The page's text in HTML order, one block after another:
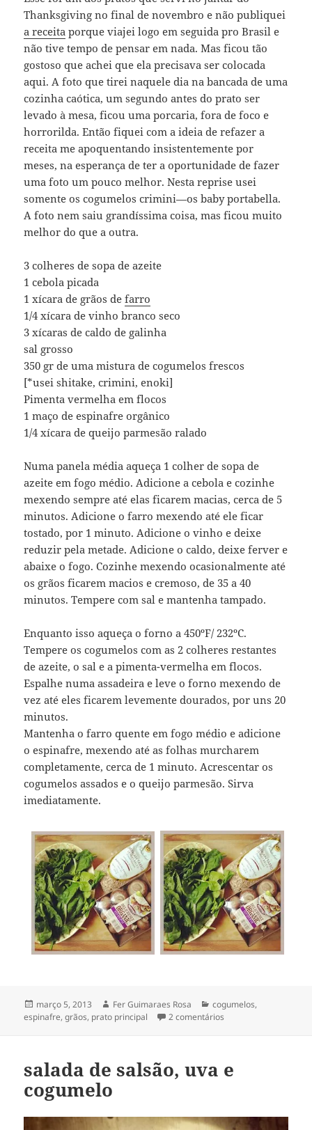
Thanksgiving no final de novembro e não publiquei
a receita porque viajei logo em seguida pro Brasil e
não tive tempo de pensar em nada. Mas ficou tão
gostoso que achei que ela precisava ser colocada
aqui. A foto que tirei naquele dia na bancada de uma
cozinha caótica, um segundo antes do prato ser
levado à mesa, ficou uma porcaria, fora de foco e
horrorilda. Então fiquei com a ideia de refazer a
receita me apoquentando insistentemente por
meses, na esperança de ter a oportunidade de fazer
uma foto um pouco melhor. Nesta reprise usei
somente os cogumelos crimini—os baby portabella.
A foto nem saiu grandíssima coisa, mas ficou muito
melhor do que a outra.
3 colheres de sopa de azeite
1 cebola picada
1 xícara de grãos defarro
1/4 xícara de vinho branco seco
3 xícaras de caldo de galinha
sal grosso
350 gr de uma mistura de cogumelos frescos
[*usei shitake, crimini, enoki]
Pimenta vermelha em flocos
1 maço de espinafre orgânico
1/4 xícara de queijo parmesão ralado
Numa panela média aqueça 1 colher de sopa de
azeite em fogo médio. Adicione a cebola e cozinhe
mexendo sempre até elas ficarem macias, cerca de 5
minutos. Adicione o farro mexendo até ele ficar
tostado, por 1 minuto. Adicione o vinho e deixe
reduzir pela metade. Adicione o caldo, deixe ferver e
abaixe o fogo. Cozinhe mexendo ocasionalmente até
os grãos ficarem macios e cremoso, de 35 a 40
minutos. Tempere com sal e mantenha tampado.
Enquanto isso aqueça o forno a 450ºF/ 232ºC.
Tempere os cogumelos com as 2 colheres restantes
de azeite, o sal e a pimenta-vermelha em flocos.
Espalhe numa assadeira e leve o forno mexendo de
vez até eles ficarem levemente dourados, por uns 20
minutos.
Mantenha o farro quente em fogo médio e adicione
o espinafre, mexendo até as folhas murcharem
completamente, cerca de 1 minuto. Acrescentar os
cogumelos assados e o queijo parmesão. Sirva
imediatamente.
Publicado
em
março 5, 2013 Autor
Fer Guimaraes Rosa Categorias
cogumelos,
espinafre,grãos, prato principal 2 comentários
salada de salsão, uva e
cogumelo